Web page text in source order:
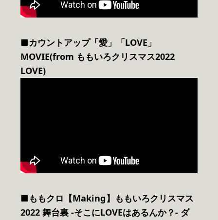
■カウントアップ「愛」「LOVE」
MOVIE(from ももいろクリスマス2022
LOVE)
■ももクロ【Making】ももいろクリスマス
2022 舞台裏 -そこにLOVEはあるんか？- ダ